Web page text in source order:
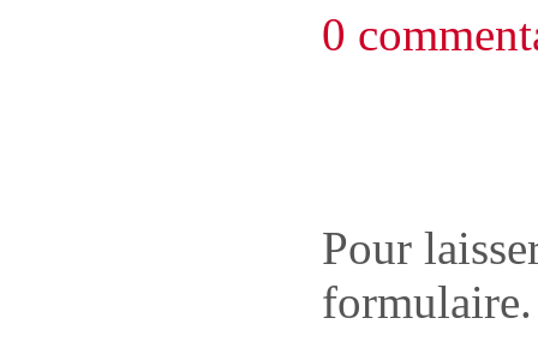
0
Pour
formulaire.